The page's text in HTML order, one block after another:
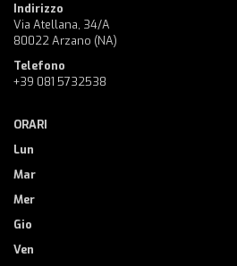
Indirizzo
Via Atellana, 34/A
80022 Arzano (NA)
Telefono
+39 081 5732538
ORARI
Lun
Mar
Mer
Gio
Ven